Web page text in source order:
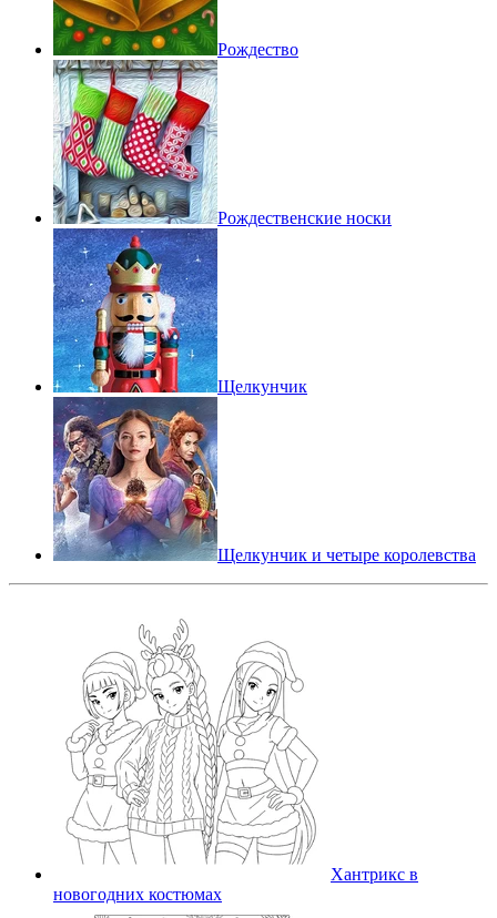
Рождество
Рождественские носки
Щелкунчик
Щелкунчик и четыре королевства
Хантрикс в
новогодних костюмах